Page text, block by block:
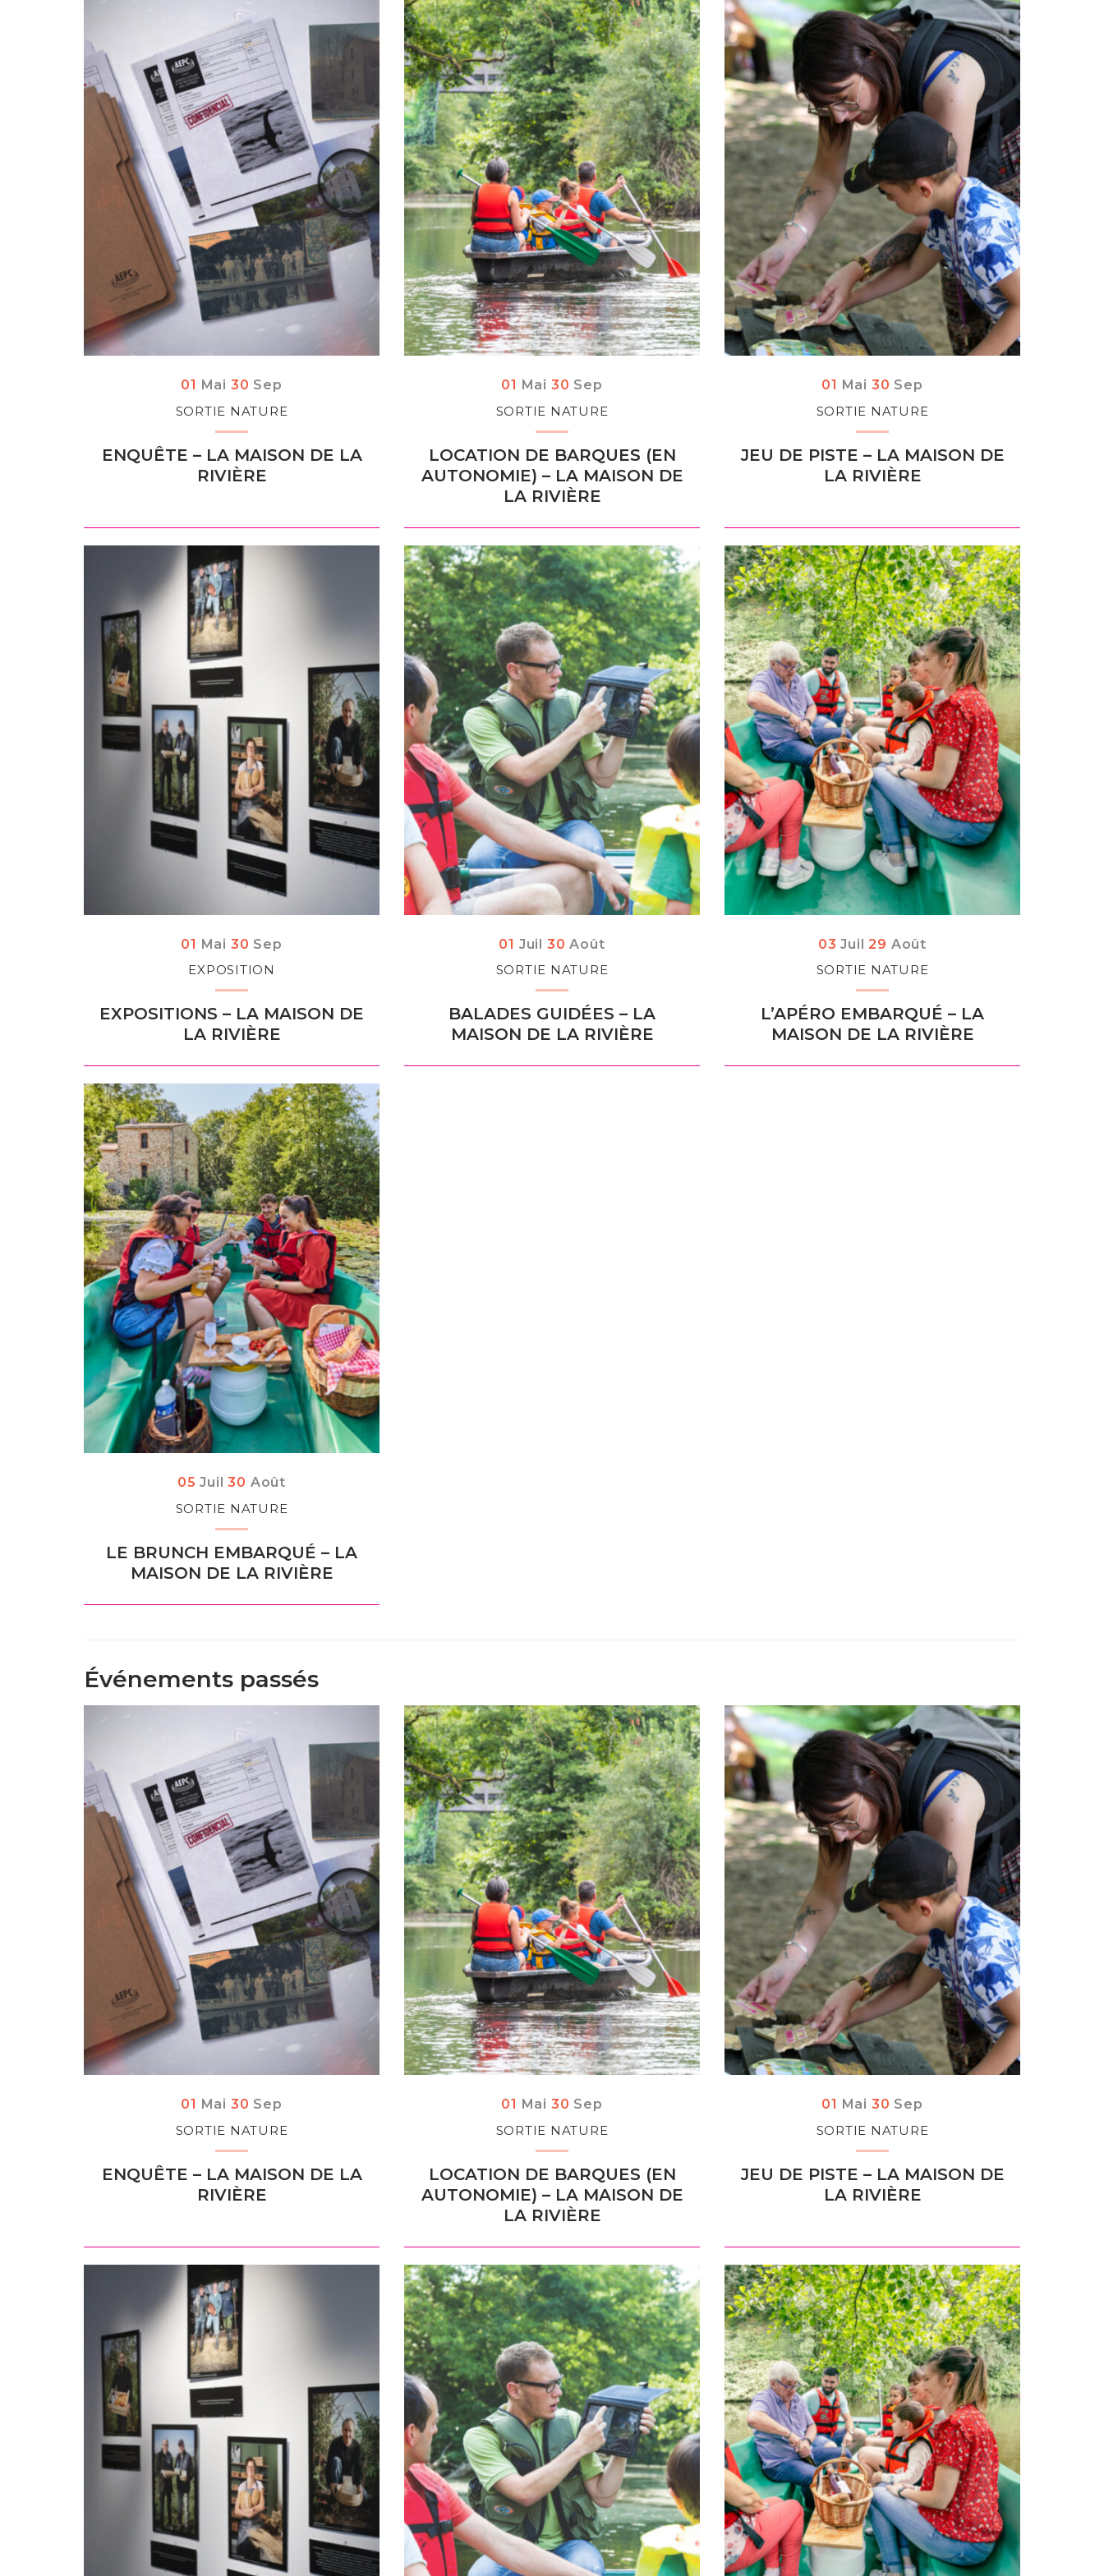
Du
01 Mai au
30 Sep
SORTIE NATURE
ENQUÊTE – LA MAISON DE LA
RIVIÈRE
Du
01 Mai au
30 Sep
SORTIE NATURE
LOCATION DE BARQUES (EN
AUTONOMIE) – LA MAISON DE
LA RIVIÈRE
Du
01 Mai au
30 Sep
SORTIE NATURE
JEU DE PISTE – LA MAISON DE
LA RIVIÈRE
Du
01 Mai au
30 Sep
EXPOSITION
EXPOSITIONS – LA MAISON DE
LA RIVIÈRE
Du
01 Juil let
au
30 Août
SORTIE NATURE
BALADES GUIDÉES – LA
MAISON DE LA RIVIÈRE
Du
03 Juil let
au
29 Août
SORTIE NATURE
L’APÉRO EMBARQUÉ – LA
MAISON DE LA RIVIÈRE
Du
05 Juil let
au
30 Août
SORTIE NATURE
LE BRUNCH EMBARQUÉ – LA
MAISON DE LA RIVIÈRE
Événements passés
Du
01 Mai au
30 Sep
SORTIE NATURE
ENQUÊTE – LA MAISON DE LA
RIVIÈRE
Du
01 Mai au
30 Sep
SORTIE NATURE
LOCATION DE BARQUES (EN
AUTONOMIE) – LA MAISON DE
LA RIVIÈRE
Du
01 Mai au
30 Sep
SORTIE NATURE
JEU DE PISTE – LA MAISON DE
LA RIVIÈRE